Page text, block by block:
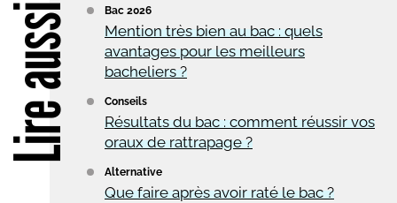
Bac 2026
Mention très bien au bac : quels
avantages pour les meilleurs
bacheliers ?
Conseils
Résultats du bac : comment réussir vos
oraux de rattrapage ?
Alternative
Que faire après avoir raté le bac ?